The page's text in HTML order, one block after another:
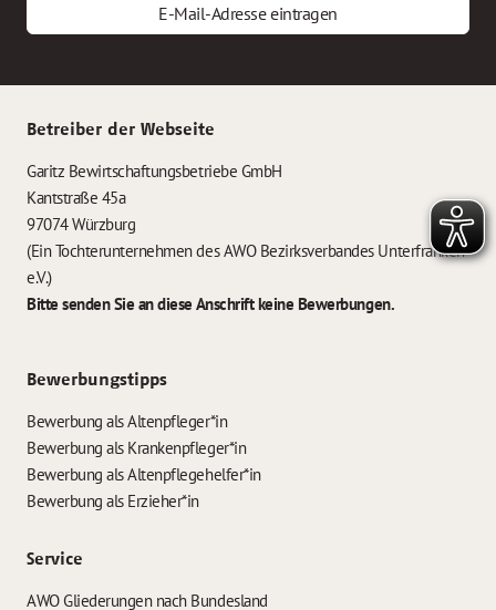
E-Mail-Adresse eintragen
Betreiber der Webseite
Garitz Bewirtschaftungsbetriebe GmbH
Kantstraße 45a
97074 Würzburg
(Ein Tochterunternehmen des AWO Bezirksverbandes Unterfranken
e.V.)
Bitte senden Sie an diese Anschrift keine Bewerbungen.
Bewerbungstipps
Bewerbung als Altenpfleger*in
Bewerbung als Krankenpfleger*in
Bewerbung als Altenpflegehelfer*in
Bewerbung als Erzieher*in
Service
AWO Gliederungen nach Bundesland